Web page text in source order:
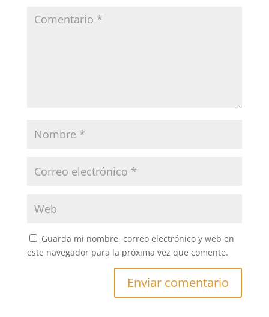
Guarda mi nombre, correo electrónico y web en
este navegador para la próxima vez que comente.